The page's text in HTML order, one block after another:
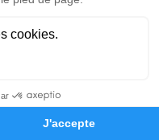
Hommages
Je rends hommage
du Sacré